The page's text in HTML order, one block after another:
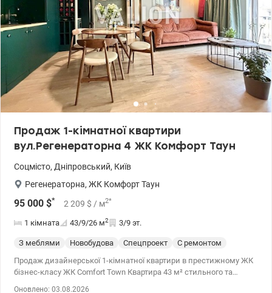
та відпочинку є великий парк, озеро, ліс. Район з гарно
розвиненою інфраструктурою. Поряд магазини, супермаркети,
кафе, державна поліклініка, школи, садочки, дитячі майданчики
та зупинки транспорту. Зупинки транспорту біля будинку:
Дарницький вокзал – 5 хв, м. Чернігівська –10 хв, Дарницька
площа – 10 хвилин на авто. Запрошую на перегляд - цей простір
варто побачити та особисто відчути усі переваги! Ціна 58 000 у.о.
Марина, тел.: 063 392 35 35 valion.ua/1153167
Продаж 1-кімнатної квартири
вул.Регенераторна 4 ЖК Комфорт Таун
Соцмісто, Дніпровський, Київ
Регенераторна, ЖК Комфорт Таун
95 000 $* 2 209 $ / м2*
1 кімната 43/9/26 м2 3/9 эт.
З меблями Новобудова Спецпроект
С ремонтом
Продаж дизайнерської 1-кімнатної квартири в престижному ЖК
бізнес-класу ЖК Comfort Town Квартира 43 м² стильного та
Оновлено: 03.08.2026